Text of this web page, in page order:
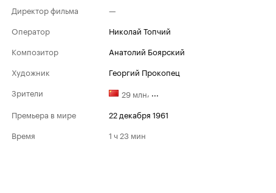
Директор фильма
—
Оператор
Николай Топчий
Композитор
Анатолий Боярский
Художник
Георгий Прокопец
Зрители
29 млн, ...
Премьера в мире
22 декабря 1961
Время
1 ч 23 мин